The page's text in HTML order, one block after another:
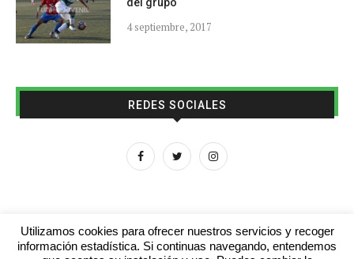
4 septiembre, 2017
REDES SOCIALES
Utilizamos cookies para ofrecer nuestros servicios y recoger
información estadística. Si continuas navegando, entendemos